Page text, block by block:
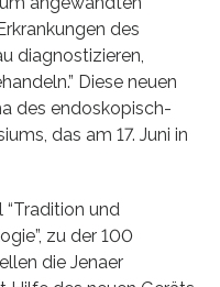
des
diagnostizieren,
Diese neuen
des endoskopisch-
das am 17. Juni in
und
zu der 100
die Jenaer